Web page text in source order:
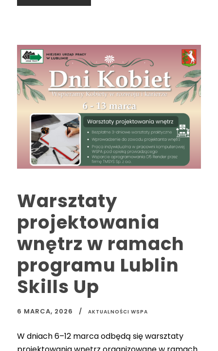
Warsztaty
projektowania
wnętrz w ramach
programu Lublin
Skills Up
6 MARCA, 2026 AKTUALNOŚCI WSPA
W dniach 6–12 marca odbędą się warsztaty